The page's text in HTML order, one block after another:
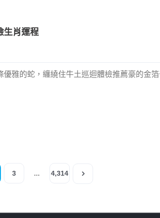
生肖運程
優雅的蛇，纏繞住牛土巡迴體檢推薦豪的金
3 ... 4,314